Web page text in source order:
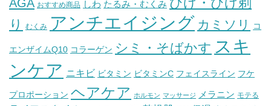
AGA おすすめ商品 しわ たるみ・むくみ
り
むくみ アンチエイジング カミソリ コ
エンザイムQ10 コラーゲン シミ・そばかす スキ
ンケア ニキビ ビタミン ビタミンC フェイスライン フケ
プロポーション ヘアケア ホルモン マッサージ メラニン モテる